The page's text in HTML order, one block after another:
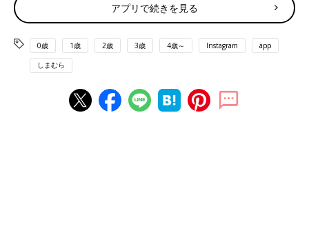
アプリで続きを見る
0歳 1歳 2歳 3歳 4歳～ Instagram app
しまむら